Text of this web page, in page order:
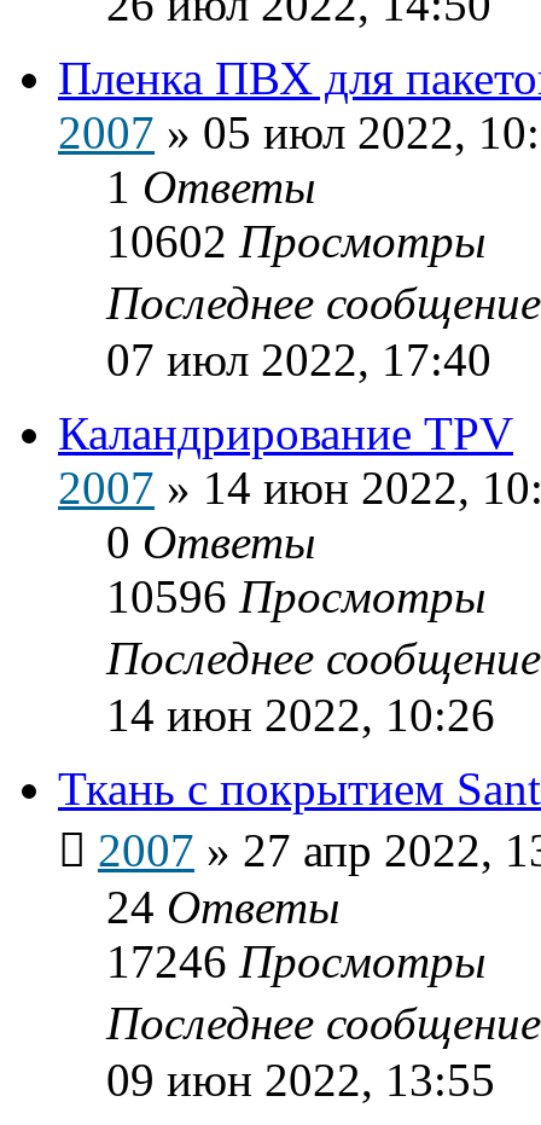
Пленка ПВХ для
2007 » 05 июл 2022,
1 Ответы
10602 Просмотры
Последнее
07 июл 2022, 17:40
Каландрирование TPV
2007 » 14 июн 2022,
0 Ответы
10596 Просмотры
Последнее
14 июн 2022, 10:26
Ткань с покрытием
2007 » 27 апр 2022,
24 Ответы
17246 Просмотры
Последнее
09 июн 2022, 13:55